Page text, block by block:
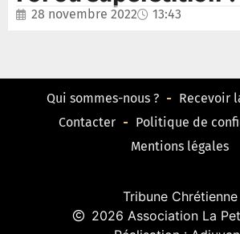
28 novembre 2022 13:43
Qui sommes-nous ?
Recevoir
Contacter
Politique de
Mentions légales
Tribune Chrétienne
2026 Association La